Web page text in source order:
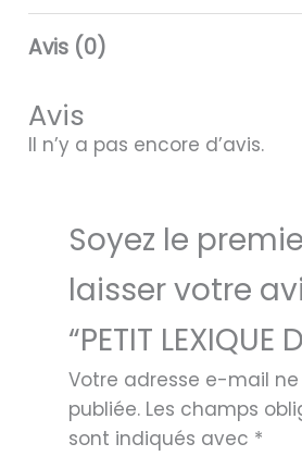
Avis (0)
Avis
Il n’y a pas encore d’avis.
Soyez le
laisser votre
“PETIT LEXIQUE
Votre adresse e-mail
publiée. Les champs
sont indiqués avec *